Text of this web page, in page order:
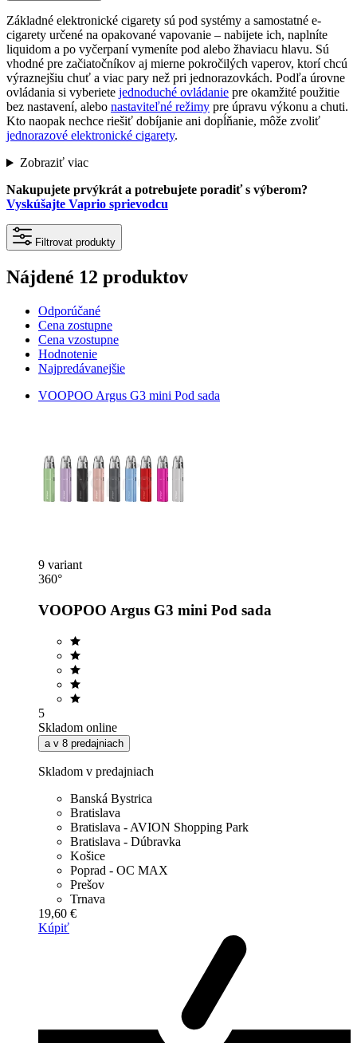
Základné elektronické cigarety sú pod systémy a samostatné e-
cigarety určené na opakované vapovanie – nabijete ich, naplníte
liquidom a po vyčerpaní vymeníte pod alebo žhaviacu hlavu. Sú
vhodné pre začiatočníkov aj mierne pokročilých vaperov, ktorí chcú
výraznejšiu chuť a viac pary než pri jednorazovkách. Podľa úrovne
ovládania si vyberiete jednoduché ovládanie pre okamžité použitie
bez nastavení, alebo nastaviteľné režimy pre úpravu výkonu a chuti.
Kto naopak nechce riešiť dobíjanie ani dopĺňanie, môže zvoliť
jednorazové elektronické cigarety.
Zobraziť viac
Nakupujete prvýkrát a potrebujete poradiť s výberom?
Vyskúšajte Vaprio sprievodcu
Filtrovat produkty
Nájdené 12 produktov
Odporúčané
Cena zostupne
Cena vzostupne
Hodnotenie
Najpredávanejšie
VOOPOO Argus G3 mini Pod sada
9 variant
360°
VOOPOO Argus G3 mini Pod sada
5
Skladom online
a v 8 predajniach
Skladom v predajniach
Banská Bystrica
Bratislava
Bratislava - AVION Shopping Park
Bratislava - Dúbravka
Košice
Poprad - OC MAX
Prešov
Trnava
19,60 €
Kúpiť